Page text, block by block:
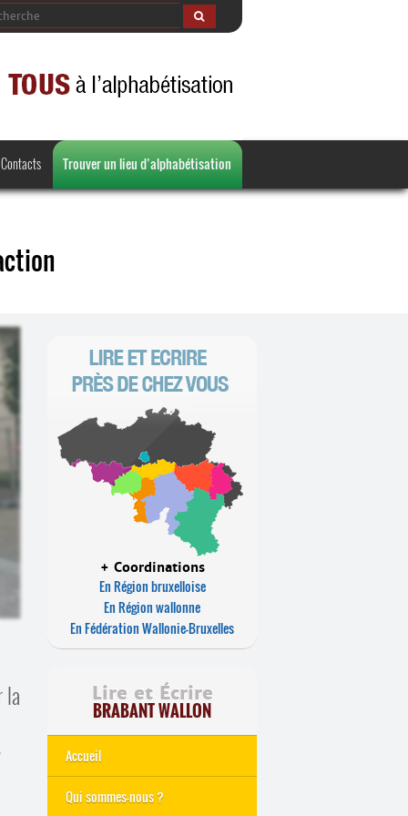
Contacts Trouver un lieu d’alphabétisation
la
+ Coordinations
En Région bruxelloise
En Région wallonne
En Fédération Wallonie-Bruxelles
Lire et Écrire
BRABANT WALLON
Accueil
Qui sommes-nous ?